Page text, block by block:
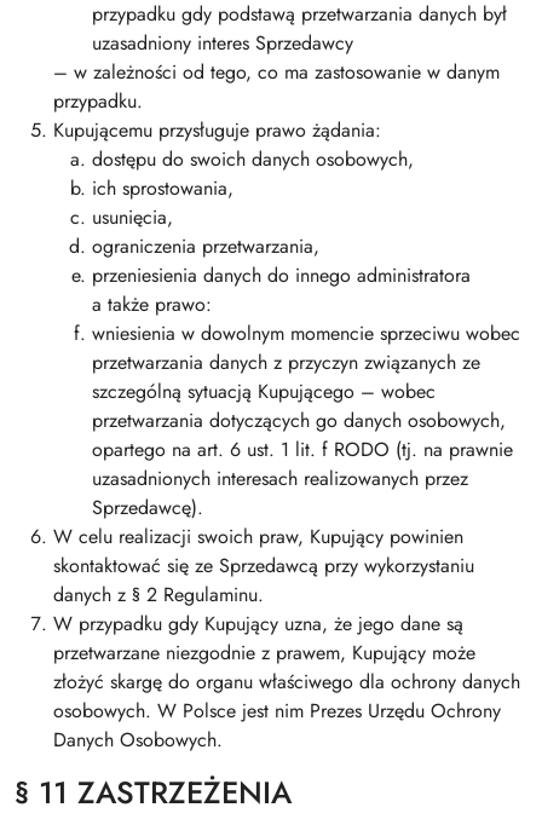
przypadku gdy podstawą przetwarzania danych był
uzasadniony interes Sprzedawcy
– w zależności od tego, co ma zastosowanie w danym
przypadku.
Kupującemu przysługuje prawo żądania:
dostępu do swoich danych osobowych,
ich sprostowania,
usunięcia,
ograniczenia przetwarzania,
przeniesienia danych do innego administratora
a także prawo:
wniesienia w dowolnym momencie sprzeciwu wobec
przetwarzania danych z przyczyn związanych ze
szczególną sytuacją Kupującego – wobec
przetwarzania dotyczących go danych osobowych,
opartego na art. 6 ust. 1 lit. f RODO (tj. na prawnie
uzasadnionych interesach realizowanych przez
Sprzedawcę).
W celu realizacji swoich praw, Kupujący powinien
skontaktować się ze Sprzedawcą przy wykorzystaniu
danych z § 2 Regulaminu.
W przypadku gdy Kupujący uzna, że jego dane są
przetwarzane niezgodnie z prawem, Kupujący może
złożyć skargę do organu właściwego dla ochrony danych
osobowych. W Polsce jest nim Prezes Urzędu Ochrony
Danych Osobowych.
§ 11 ZASTRZEŻENIA